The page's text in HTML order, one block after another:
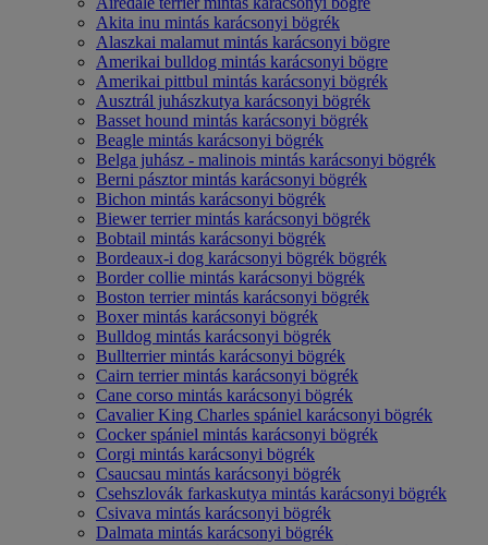
Akita inu mintás karácsonyi bögrék
Alaszkai malamut mintás karácsonyi bögre
Amerikai bulldog mintás karácsonyi bögre
Amerikai pittbul mintás karácsonyi bögrék
Ausztrál juhászkutya karácsonyi bögrék
Basset hound mintás karácsonyi bögrék
Beagle mintás karácsonyi bögrék
Belga juhász - malinois mintás karácsonyi bögrék
Berni pásztor mintás karácsonyi bögrék
Bichon mintás karácsonyi bögrék
Biewer terrier mintás karácsonyi bögrék
Bobtail mintás karácsonyi bögrék
Bordeaux-i dog karácsonyi bögrék bögrék
Border collie mintás karácsonyi bögrék
Boston terrier mintás karácsonyi bögrék
Boxer mintás karácsonyi bögrék
Bulldog mintás karácsonyi bögrék
Bullterrier mintás karácsonyi bögrék
Cairn terrier mintás karácsonyi bögrék
Cane corso mintás karácsonyi bögrék
Cavalier King Charles spániel karácsonyi bögrék
Cocker spániel mintás karácsonyi bögrék
Corgi mintás karácsonyi bögrék
Csaucsau mintás karácsonyi bögrék
Csehszlovák farkaskutya mintás karácsonyi bögrék
Csivava mintás karácsonyi bögrék
Dalmata mintás karácsonyi bögrék